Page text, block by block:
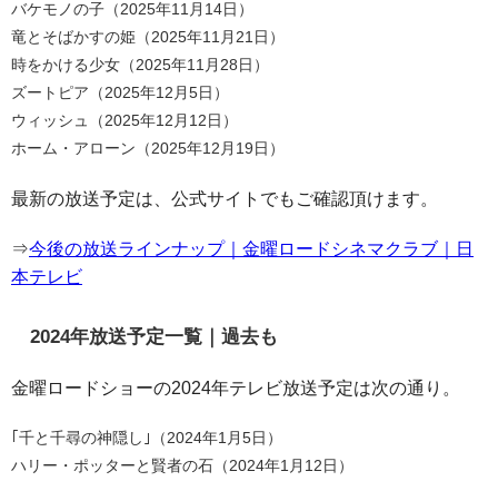
バケモノの子（2025年11月14日）
竜とそばかすの姫（2025年11月21日）
時をかける少女（2025年11月28日）
ズートピア（2025年12月5日）
ウィッシュ（2025年12月12日）
ホーム・アローン（2025年12月19日）
最新の放送予定は、公式サイトでもご確認頂けます。
⇒今後の放送ラインナップ｜ 金曜ロードシネマクラブ｜日
本テレビ
2024年放送予定一覧｜過去も
金曜ロードショーの2024年テレビ放送予定は次の通り。
｢千と千尋の神隠し｣（2024年1月5日）
ハリー・ポッターと賢者の石（2024年1月12日）